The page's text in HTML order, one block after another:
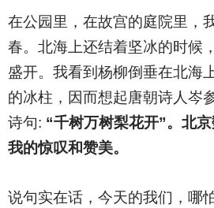
在公园里，在故宫的庭院里，
春。北海上还结着坚冰的时候
盛开。我看到杨柳倒垂在北海
的冰柱，因而想起唐朝诗人岑
诗句: “千树万树梨花开”。北
我的惊叹和赞美。
说句实在话，今天的我们，哪